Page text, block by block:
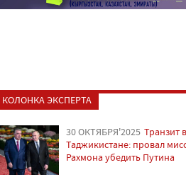
КОЛОНКА ЭКСПЕРТА
30 ОКТЯБРЯ'2025 Транзит
Таджикистане: провал
Рахмона убедить Путина